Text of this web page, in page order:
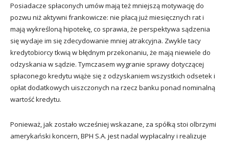
Posiadacze spłaconych umów mają też mniejszą motywację do
pozwu niż aktywni frankowicze: nie płacą już miesięcznych rat i
mają wykreśloną hipotekę, co sprawia, że perspektywa sądzenia
się wydaje im się zdecydowanie mniej atrakcyjna. Zwykle tacy
kredytobiorcy tkwią w błędnym przekonaniu, że mają niewiele do
odzyskania w sądzie. Tymczasem wygranie sprawy dotyczącej
spłaconego kredytu wiąże się z odzyskaniem wszystkich odsetek i
opłat dodatkowych uiszczonych na rzecz banku ponad nominalną
wartość kredytu.
Ponieważ, jak zostało wcześniej wskazane, za spółką stoi olbrzymi
amerykański koncern, BPH S.A. jest nadal wypłacalny i realizuje